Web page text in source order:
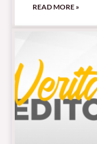
READ MORE »